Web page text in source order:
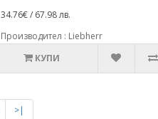
34.76€ / 67.98 лв.
Производител : Liebherr
КУПИ
>|